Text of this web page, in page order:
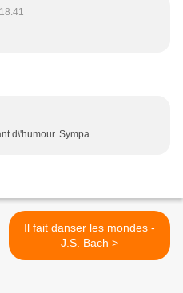
d\'humour. Sympa.
Il fait danser les mondes -
J.S. Bach >